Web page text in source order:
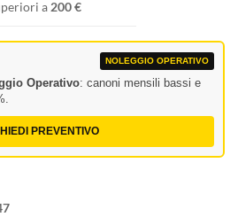
a 200 €
NOLEGGIO OPERATIVO
Operativo: canoni mensili bassi e
PREVENTIVO